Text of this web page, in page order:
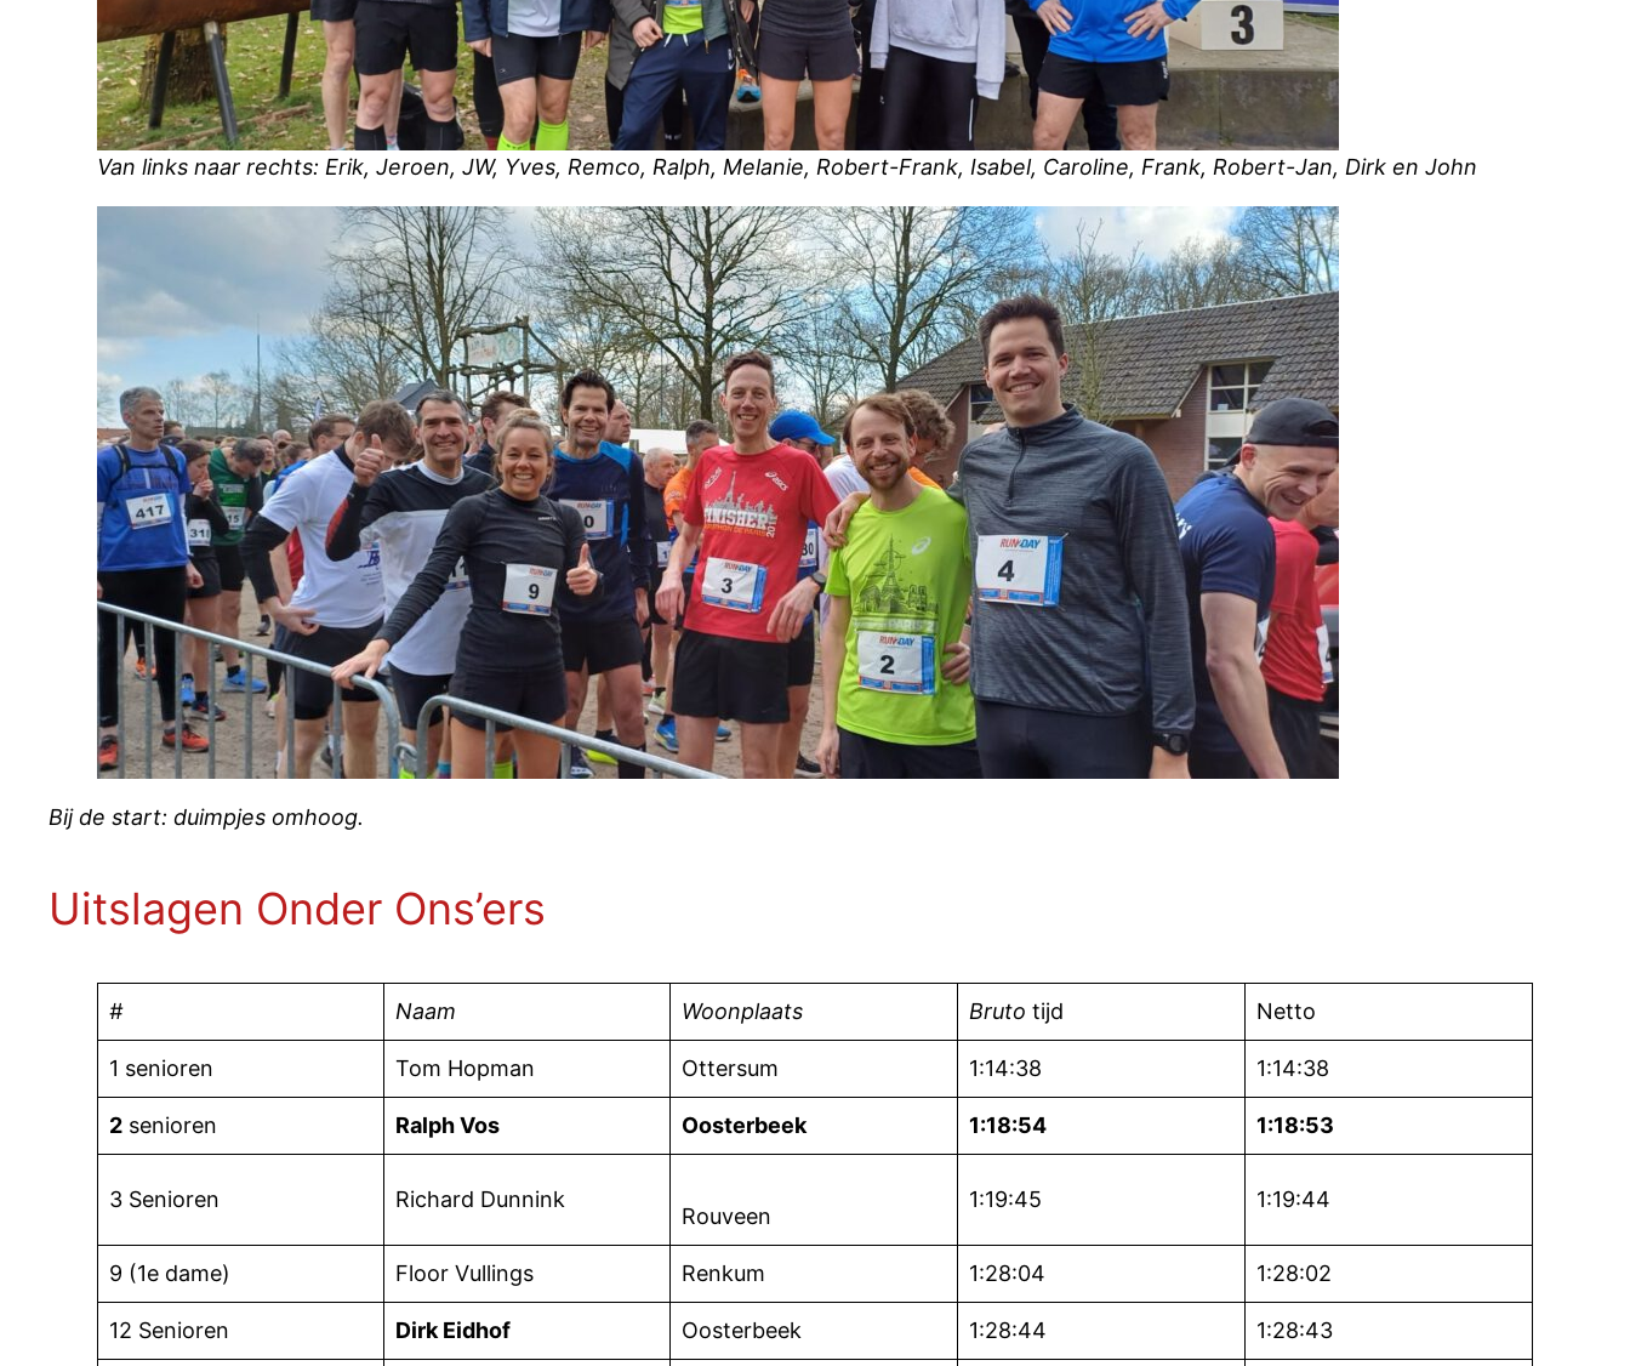
Van links naar rechts: Erik, Jeroen, JW, Yves, Remco, Ralph, Melanie, Robert-Frank, Isabel, Caroline, Frank, Robert-Jan, Dirk en John
Bij de start: duimpjes omhoog.
Uitslagen Onder Ons’ers
# Naam Woonplaats Bruto tijd Netto
1 senioren Tom Hopman Ottersum 1:14:38 1:14:38
2 senioren Ralph Vos Oosterbeek 1:18:54 1:18:53
3 Senioren Richard Dunnink
Rouveen
1:19:45 1:19:44
9 (1e dame) Floor Vullings Renkum 1:28:04 1:28:02
12 Senioren Dirk Eidhof Oosterbeek 1:28:44 1:28:43